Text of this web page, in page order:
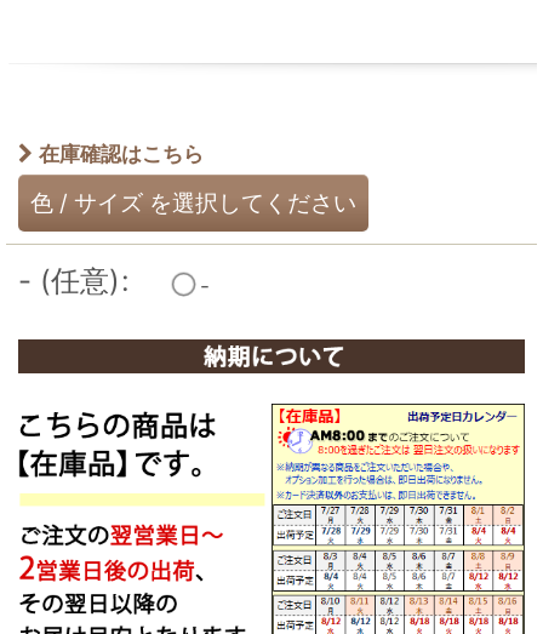
在庫確認はこちら
色 / サイズ を選択してください
- (任意) : -